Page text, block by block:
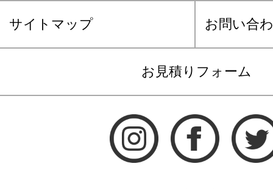
サイトマップ お問い合
お見積りフォーム